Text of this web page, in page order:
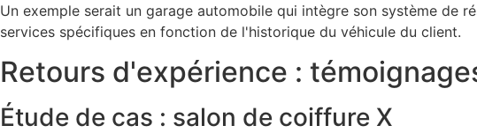
Un exemple serait un garage automobile qui intègre son système de
services spécifiques en fonction de l'historique du véhicule du client.
Retours d'expérience :
Étude de cas : salon de coiffure X